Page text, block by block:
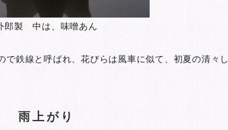
郎製 中は、味噌あん
で鉄線と呼ばれ、花びらは風車に似て、初夏の清々し
雨上がり